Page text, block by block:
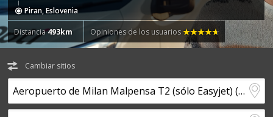
Piran, Eslovenia
Distancia493km Opiniones de los usuarios
Cambiar sitios